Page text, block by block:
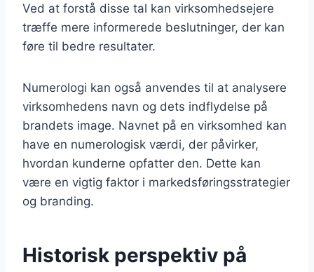
Ved at forstå disse tal kan virksomhedsejere
træffe mere informerede beslutninger, der kan
føre til bedre resultater.
Numerologi kan også anvendes til at analysere
virksomhedens navn og dets indflydelse på
brandets image. Navnet på en virksomhed kan
have en numerologisk værdi, der påvirker,
hvordan kunderne opfatter den. Dette kan
være en vigtig faktor i markedsføringsstrategier
og branding.
Historisk perspektiv på